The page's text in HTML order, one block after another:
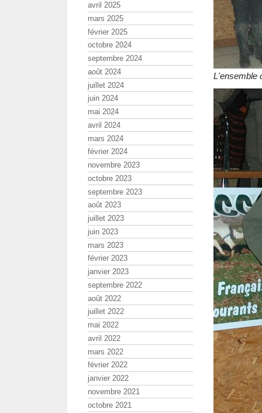
L'ensemble
avril 2025
mars 2025
février 2025
octobre 2024
septembre 2024
août 2024
juillet 2024
juin 2024
mai 2024
avril 2024
mars 2024
février 2024
novembre 2023
octobre 2023
septembre 2023
août 2023
juillet 2023
juin 2023
mars 2023
février 2023
janvier 2023
septembre 2022
août 2022
juillet 2022
mai 2022
avril 2022
mars 2022
février 2022
janvier 2022
novembre 2021
octobre 2021